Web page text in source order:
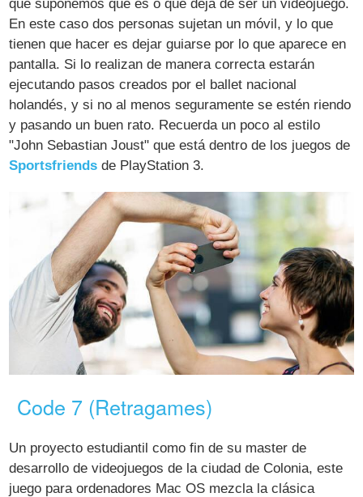
que suponemos que es o que deja de ser un videojuego.
En este caso dos personas sujetan un móvil, y lo que
tienen que hacer es dejar guiarse por lo que aparece en
pantalla. Si lo realizan de manera correcta estarán
ejecutando pasos creados por el ballet nacional
holandés, y si no al menos seguramente se estén riendo
y pasando un buen rato. Recuerda un poco al estilo
"John Sebastian Joust" que está dentro de los juegos de
Sportsfriends de PlayStation 3.
Code 7 (Retragames)
Un proyecto estudiantil como fin de su master de
desarrollo de videojuegos de la ciudad de Colonia, este
juego para ordenadores Mac OS mezcla la clásica